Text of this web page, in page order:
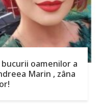
oamenilor a
Marin , zâna